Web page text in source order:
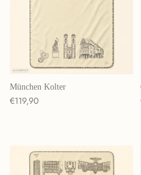
München Kolter
Normaler Preis
€119,90